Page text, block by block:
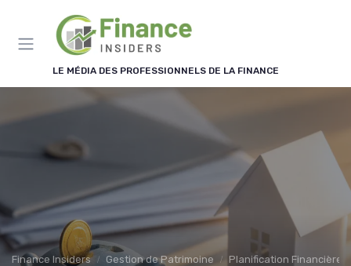
LE MÉDIA DES PROFESSIONNELS DE LA FINANCE
Finance Insiders Gestion de Patrimoine Planification Financière